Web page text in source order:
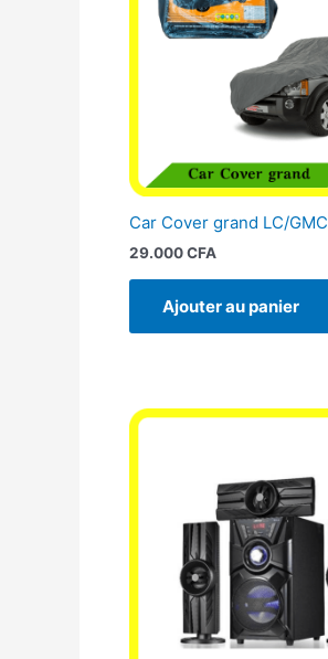
Car Cover grand LC/GMC
29.000CFA
Ajouter au panier